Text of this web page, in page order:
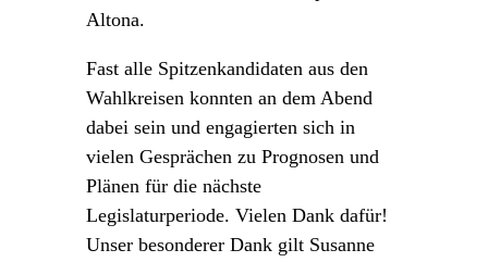
Altona.
Fast alle Spitzenkandidaten aus den
Wahlkreisen konnten an dem Abend
dabei sein und engagierten sich in
vielen Gesprächen zu Prognosen und
Plänen für die nächste
Legislaturperiode. Vielen Dank dafür!
Unser besonderer Dank gilt Susanne